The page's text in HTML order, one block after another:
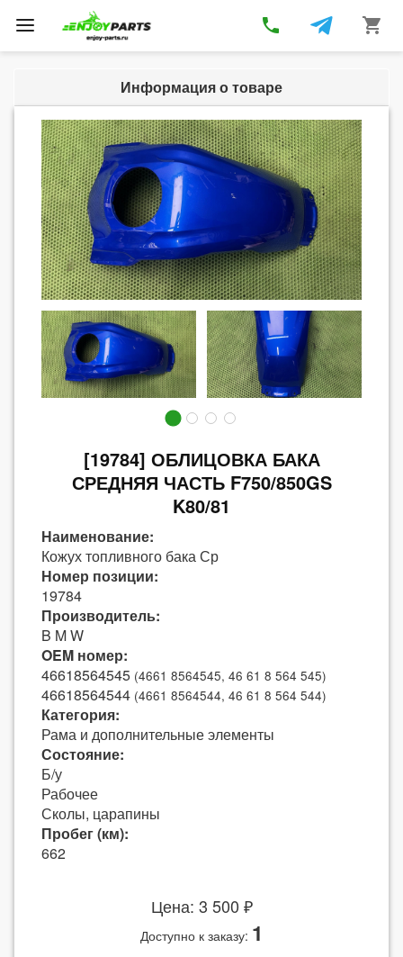
Toggle
navigation
phone shopping_cart
Информация о товаре
[19784] ОБЛИЦОВКА БАКА
СРЕДНЯЯ ЧАСТЬ F750/850GS
K80/81
Наименование:
Кожух топливного бака Ср
Номер позиции:
19784
Производитель:
B M W
OEM номер:
46618564545 (4661 8564545, 46 61 8 564 545)
46618564544 (4661 8564544, 46 61 8 564 544)
Категория:
Рама и дополнительные элементы
Состояние:
Б/у
Рабочее
Сколы, царапины
Пробег (км):
662
Цена: 3 500 ₽
Доступно к заказу: 1